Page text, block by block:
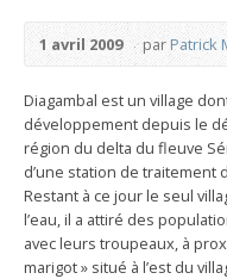
1 avril 2009 parPatrick
Diagambal est un village
développement depuis le
région du delta du fleuve
d’une station de traitement
Restant à ce jour le seul
l’eau, il a attiré des
avec leurs troupeaux, à
marigot » situé à l’est du